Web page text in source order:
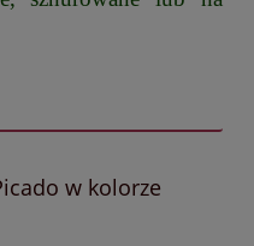
w kolorze